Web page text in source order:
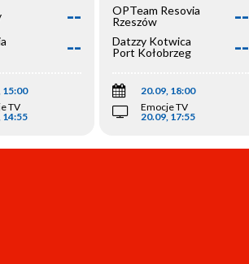
--
--
15:00
TV
14:55
OPTeam Resovia
Rzeszów
--
Datzzy Kotwica
Port Kołobrzeg
--
20.09, 18:00
Emocje TV
20.09, 17:55